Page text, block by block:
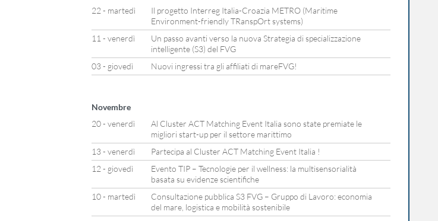
22 - martedì
Il progetto Interreg Italia-Croazia METRO (Maritime
Environment-friendly TRanspOrt systems)
11 - venerdì
Un passo avanti verso la nuova Strategia di specializzazione
intelligente (S3) del FVG
03 - giovedì
Nuovi ingressi tra gli affiliati di mareFVG!
Novembre
20 - venerdì
Al Cluster ACT Matching Event Italia sono state premiate le
migliori start-up per il settore marittimo
13 - venerdì
Partecipa al Cluster ACT Matching Event Italia !
12 - giovedì
Evento TIP – Tecnologie per il wellness: la multisensorialità
basata su evidenze scientifiche
10 - martedì
Consultazione pubblica S3 FVG – Gruppo di Lavoro: economia
del mare, logistica e mobilità sostenibile